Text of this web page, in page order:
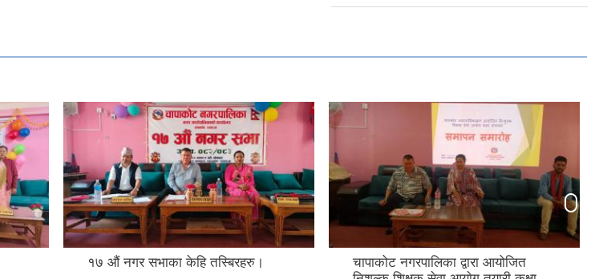
१७ औं नगर सभाका केहि तस्बिरहरु।
चापाकोट नगरपालिका द्वारा आयोजित